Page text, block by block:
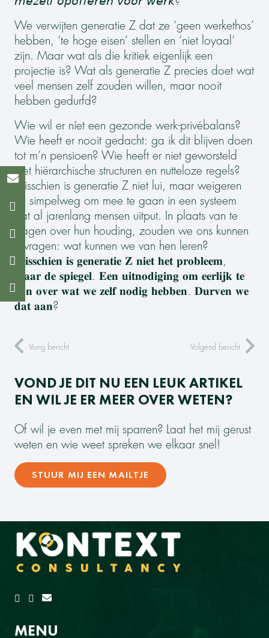
We verwijten generatie Z dat ze ‘geen werkethos’
hebben, ‘te hoge eisen’ stellen en ‘niet loyaal’
zijn. Maar wat als die kritiek eigenlijk een
projectie is? Wat als generatie Z precies doet wat
veel mensen zelf zouden willen, maar nooit
hebben gedurfd?
Wie wil er níet een gezonde werk-privébalans?
Wie heeft er nooit gedacht: ga ik dit blijven doen
tot m’n pensioen? Wie heeft er niet geworsteld
met hiërarchische structuren en nutteloze regels?
Misschien is generatie Z niet lui, maar weigeren
ze simpelweg om mee te gaan in een systeem
dat al jarenlang mensen uitput. In plaats van te
klagen over hun houding, zouden we ons kunnen
afvragen: wat kunnen we van hen leren?
𝐌𝐢𝐬𝐬𝐜𝐡𝐢𝐞𝐧 𝐢𝐬 𝐠𝐞𝐧𝐞𝐫𝐚𝐭𝐢𝐞 𝐙 𝐧𝐢𝐞𝐭 𝐡𝐞𝐭 𝐩𝐫𝐨𝐛𝐥𝐞𝐞𝐦,
𝐦𝐚𝐚𝐫 𝐝𝐞 𝐬𝐩𝐢𝐞𝐠𝐞𝐥. 𝐄𝐞𝐧 𝐮𝐢𝐭𝐧𝐨𝐝𝐢𝐠𝐢𝐧𝐠 𝐨𝐦 𝐞𝐞𝐫𝐥𝐢𝐣𝐤 𝐭𝐞
𝐳𝐢𝐣𝐧 𝐨𝐯𝐞𝐫 𝐰𝐚𝐭 𝐰𝐞 𝐳𝐞𝐥𝐟 𝐧𝐨𝐝𝐢𝐠 𝐡𝐞𝐛𝐛𝐞𝐧. 𝐃𝐮𝐫𝐯𝐞𝐧 𝐰𝐞
𝐝𝐚𝐭 𝐚𝐚𝐧?
Vorig bericht Volgend bericht
VOND JE DIT NU EEN LEUK ARTIKEL
EN WIL JE ER MEER OVER WETEN?
Of wil je even met mij sparren? Laat het mij gerust
weten en wie weet spreken we elkaar snel!
STUUR MIJ EEN MAILTJE
MENU